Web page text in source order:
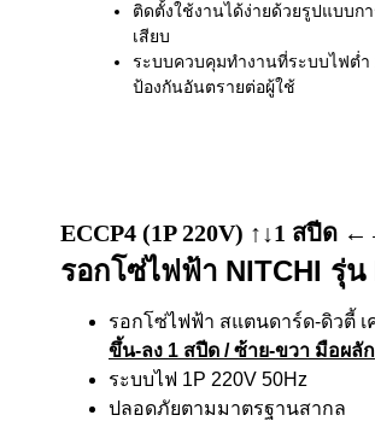
ติดตั้งใช้งานได้ง่ายด้วยรูปแบบก
เสียบ
ระบบควบคุมทำงานที่ระบบไฟต่ำ
ป้องกันอันตรายต่อผู้ใช้
ECCP4 (1P 220V) ↑↓1 สปีด
รอกโซ่ไฟฟ้า NITCHI รุ่น
รอกโซ่ไฟฟ้า สแตนดาร์ด-ดิวตี้
ขึ้น-ลง 1 สปีด / ซ้าย-ขวา มือผลัก
ระบบไฟ 1P 220V 50Hz
ปลอดภัยตามมาตรฐานสากล